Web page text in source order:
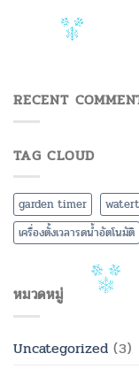
RECENT
TAG CLOUD
garden timer
เครื่องตั้งเวลารดน้ำอัตโนมัติ
หมวดหมู่
Uncategorized (3)